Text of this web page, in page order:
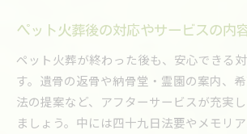
ペット火葬後の対応やサービスの内
ペット火葬が終わった後も、安心できる
す。遺骨の返骨や納骨堂・霊園の案内、
法の提案など、アフターサービスが充実
ましょう。中には四十九日法要やメモリ